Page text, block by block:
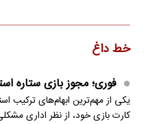
خط داغ
فوری؛ مجوز بازی ستاره
یکی از مهم‌ترین ابهام‌های ترکیب
کارت بازی خود، از نظر اداری